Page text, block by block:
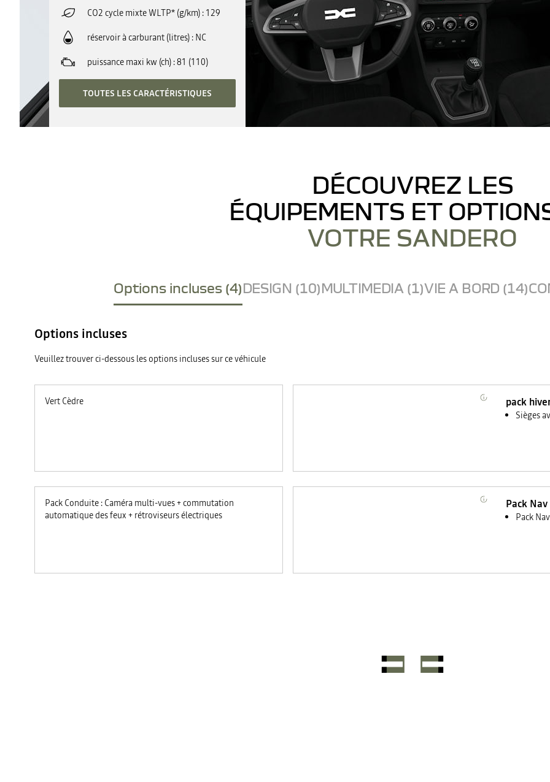
CO2 cycle mixte WLTP* (g/km) 129
réservoir à carburant (litres) NC
puissance maxi kw (ch) 81 (110)
TOUTES LES CARACTÉRISTIQUES
DÉCOUVREZ LES
ÉQUIPEMENTS ET
VOTRE SANDERO
Options incluses (4)DESIGN (10)MULTIMEDIA (1)VIE A BORD (14)
Options incluses
Veuillez trouver ci-dessous les options incluses sur ce véhicule
Vert Cèdre pack
Sièges
Pack Conduite : Caméra multi-vues + commutation
automatique des feux + rétroviseurs électriques
Pack Nav
Pack